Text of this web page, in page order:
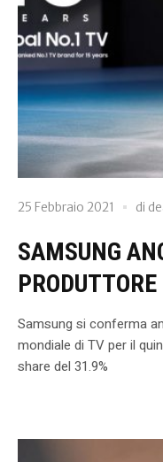
25 Febbraio 2021 di
SAMSUNG
Samsung si conferma
mondiale di TV per il
share del 31.9%